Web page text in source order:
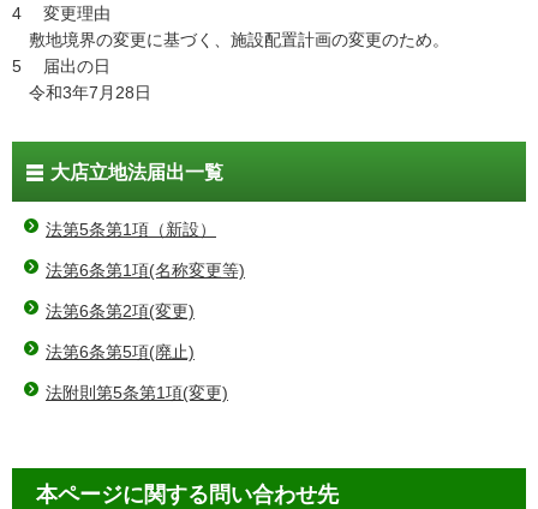
4 変更理由
敷地境界の変更に基づく、施設配置計画の変更のため。
5 届出の日
令和3年7月28日
大店立地法届出一覧
法第5条第1項（新設）
法第6条第1項(名称変更等)
法第6条第2項(変更)
法第6条第5項(廃止)
法附則第5条第1項(変更)
本ページに関する問い合わせ先